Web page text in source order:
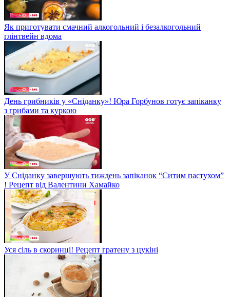
Як приготувати смачний алкогольний і безалкогольний
глінтвейн вдома
День грибників у «Сніданку»! Юра Горбунов готує запіканку
з грибами та куркою
У Сніданку завершують тиждень запіканок “Ситим пастухом”
! Рецепт від Валентини Хамайко
Уся сіль в скоринці! Рецепт гратену з цукіні